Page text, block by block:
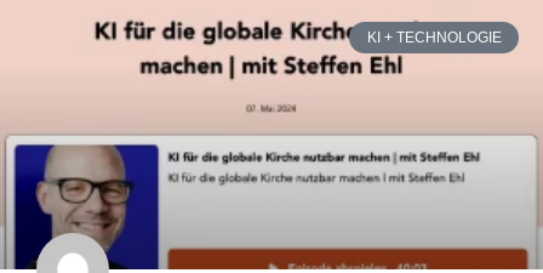
KI + TECHNOLOGIE